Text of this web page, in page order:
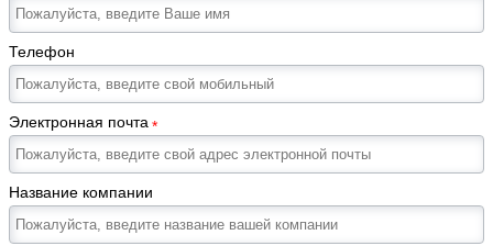
Телефон
Электронная почта *
Название компании